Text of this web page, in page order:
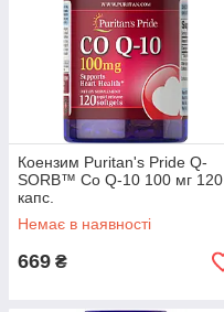
Коензим Puritan's Pride Q-
SORB™ Co Q-10 100 мг 120
капс.
Немає в наявності
669 ₴